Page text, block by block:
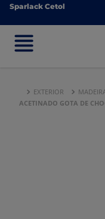
Sparlack Cetol
Sparlack Cetol
EXTERIOR
ACETINADO GOTA DE